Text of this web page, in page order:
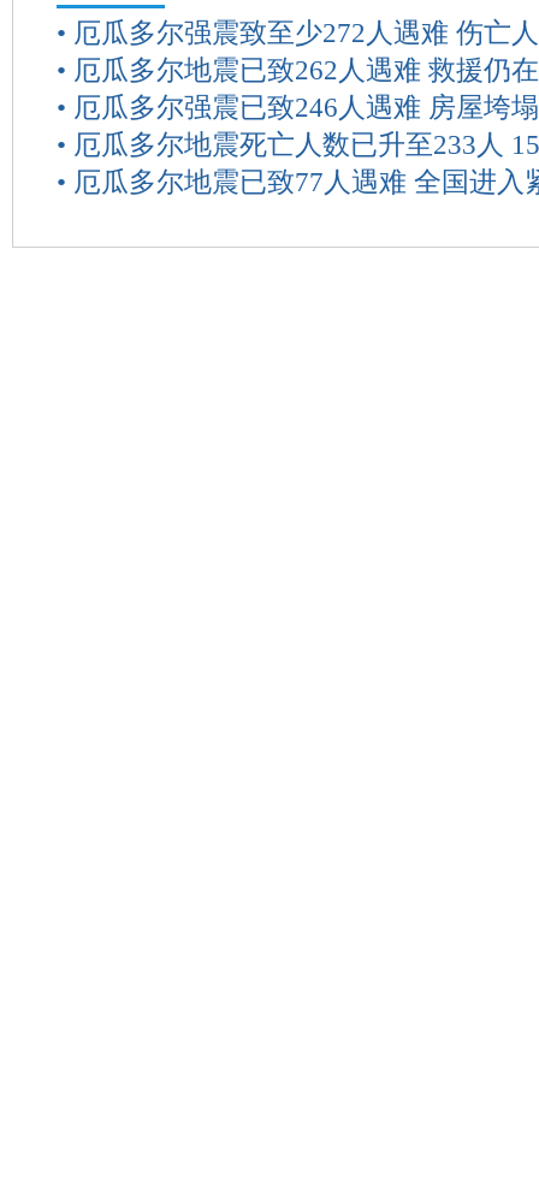
• 厄瓜多尔强震致至少272人遇难 伤亡
• 厄瓜多尔地震已致262人遇难 救援仍
• 厄瓜多尔强震已致246人遇难 房屋垮
• 厄瓜多尔地震死亡人数已升至233人
• 厄瓜多尔地震已致77人遇难 全国进入